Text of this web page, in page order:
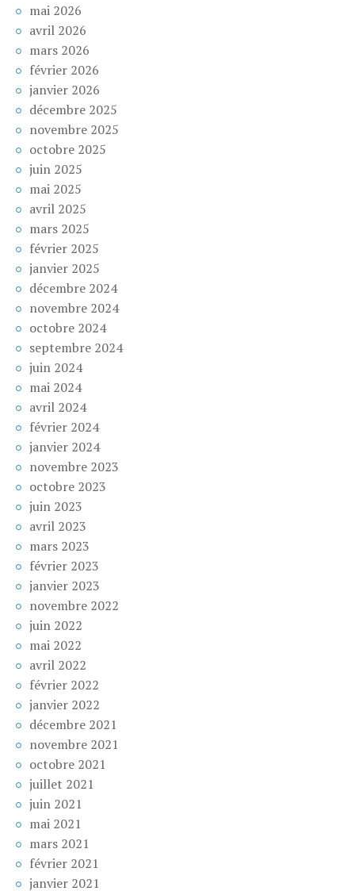
mai 2026
avril 2026
mars 2026
février 2026
janvier 2026
décembre 2025
novembre 2025
octobre 2025
juin 2025
mai 2025
avril 2025
mars 2025
février 2025
janvier 2025
décembre 2024
novembre 2024
octobre 2024
septembre 2024
juin 2024
mai 2024
avril 2024
février 2024
janvier 2024
novembre 2023
octobre 2023
juin 2023
avril 2023
mars 2023
février 2023
janvier 2023
novembre 2022
juin 2022
mai 2022
avril 2022
février 2022
janvier 2022
décembre 2021
novembre 2021
octobre 2021
juillet 2021
juin 2021
mai 2021
mars 2021
février 2021
janvier 2021